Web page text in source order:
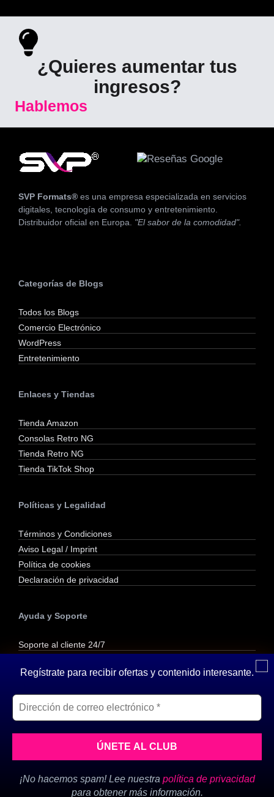
¿Quieres aumentar tus
ingresos?
Hablemos
SVP Formats® es una empresa especializada en servicios
digitales, tecnología de consumo y entretenimiento.
Distribuidor oficial en Europa.
"El sabor de la comodidad".
Categorías de Blogs
Todos los Blogs
Comercio Electrónico
WordPress
Entretenimiento
Enlaces y Tiendas
Tienda Amazon
Consolas Retro NG
Tienda Retro NG
Tienda TikTok Shop
Políticas y Legalidad
Términos y Condiciones
Aviso Legal / Imprint
Política de cookies
Declaración de privacidad
Ayuda y Soporte
Soporte al cliente 24/7
Contactar por WhatsApp
Inicio»tecnologías
© 2026 SVP Formats - Agencia de Marketing Digital en Girona - Todos los
derechos reservados
Regístrate para recibir ofertas y contenido interesante.
¡No hacemos spam! Lee nuestra política de privacidad
para obtener más información.